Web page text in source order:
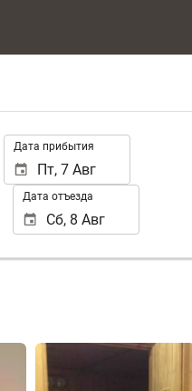
Дата прибытия
Дата отъезда
Смотреть 25 фото